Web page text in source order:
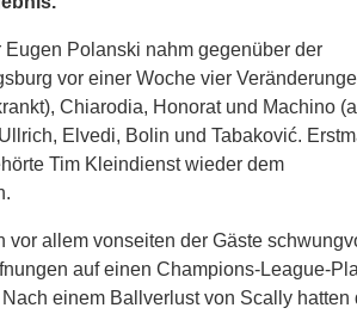
Eugen Polanski nahm gegenüber der
vor einer Woche vier
Chiarodia, Honorat und Machino
Elvedi, Bolin und Tabaković.
Tim Kleindienst wieder dem
vor allem vonseiten der Gäste
auf einen Champions-League-
einem Ballverlust von Scally hatten